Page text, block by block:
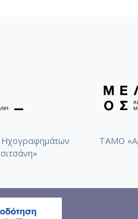
ΤΑΜΟ